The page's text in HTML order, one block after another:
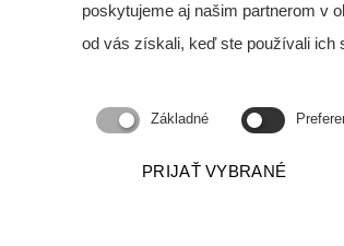
SPRÁVE BYTOVÝCH
Kancelária
Konzultácie Pondelok
Utorok 9:00 -
iný termín po
poskytujeme aj našim partnerom v
od vás získali, keď ste používali ich
Základné
PRIJAŤ VYBRANÉ